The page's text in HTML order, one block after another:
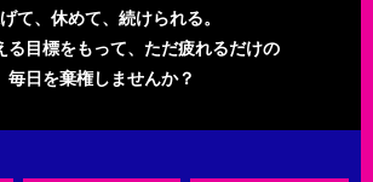
て、休めて、続けられる。
る目標をもって、ただ疲れるだけの
毎日を棄権しませんか？